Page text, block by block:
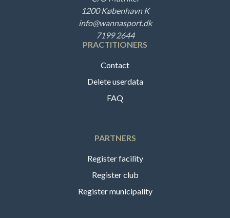
1200 København K
info@wannasport.dk
7199 2644
PRACTITIONERS
Contact
Delete userdata
FAQ
PARTNERS
Register facility
Register club
Register municipality